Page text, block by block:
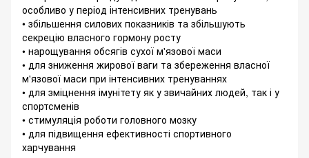
особливо у період інтенсивних тренувань
• збільшення силових показників та збільшують
секрецію власного гормону росту
• нарощування обсягів сухої м'язової маси
• для зниження жирової ваги та збереження власної
м'язової маси при інтенсивних тренуваннях
• для зміцнення імунітету як у звичайних людей, так і у
спортсменів
• стимуляція роботи головного мозку
• для підвищення ефективності спортивного
харчування